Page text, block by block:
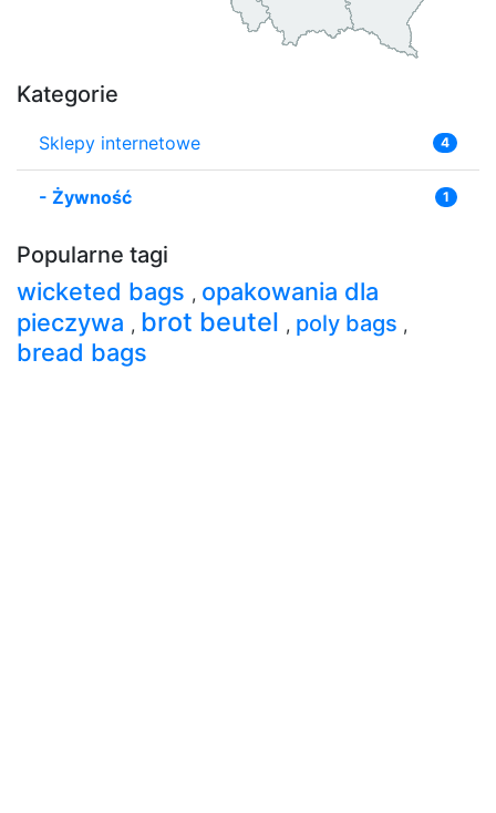
Kategorie
Sklepy internetowe 4
- Żywność 1
Popularne tagi
wicketed bags , opakowania dla
pieczywa , brot beutel , poly bags ,
bread bags